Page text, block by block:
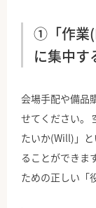
①「作業
に集中す
会場手配や備品
せてください。
たいか(Will)」
ることができま
ための正しい「